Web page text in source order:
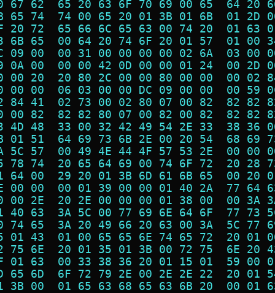
67 62  65 20 63 6F 70 69 00 65  64
65 74  74 00 65 20 01 3B 01 6B  01
20 72  65 66 6C 65 63 00 74 20  01
6B 65  00 64 20 74 6F 20 01 57  01
09 00  00 31 00 00 00 00 02 6A  03
0A 00  00 00 42 0D 00 00 01 24  00
00 20  20 80 2C 00 00 80 00 00  00
00 00  06 03 00 00 DC 09 00 00  00
84 41  02 73 00 02 80 07 00 82  82
00 82  82 82 80 07 00 82 00 82  82
4D 48  33 00 32 42 49 54 2E 33  38
01 51  64 69 73 6B 2E 00 20 54  68
5C 57  00 49 4E 44 4F 57 53 2E  00
78 74  20 65 64 69 00 74 6F 72  20
64 00  29 20 01 3B 6D 61 6B 65  00
00 00  00 01 39 00 00 01 40 2A  77
00 2E  20 2E 00 00 00 01 38 00  00
40 63  3A 5C 00 77 69 6E 64 6F  77
74 65  3A 20 49 66 20 63 00 3A  5C
01 43  01 00 65 65 6E 74 65 72  20
75 6E  20 01 35 01 3B 00 72 75  6E
01 63  00 33 38 36 20 01 15 01  59
65 6D  6F 72 79 2E 00 2E 2E 22  20
3B 00  01 65 63 68 65 63 6B 20  00